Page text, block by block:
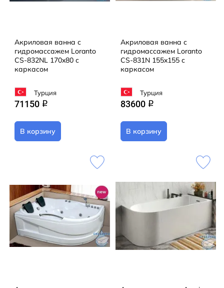
Акриловая ванна с
гидромассажем Loranto
CS-832NL 170x80 с
каркасом
Турция
71150 q
В корзину
Акриловая ванна с
гидромассажем Loranto
CS-831N 155x155 с
каркасом
Турция
83600 q
В корзину